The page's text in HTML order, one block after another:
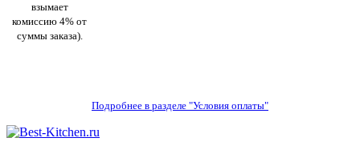
взымает
комиссию 4% от
суммы заказа).
Подробнее в разделе "Условия оплаты"